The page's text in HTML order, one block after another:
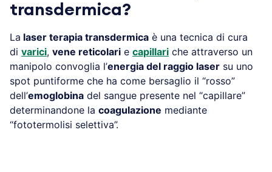
transdermica?
La laser terapia transdermica è una tecnica di cura
di varici, vene reticolari e capillari che attraverso un
manipolo convoglia l’energia del raggio laser su uno
spot puntiforme che ha come bersaglio il “rosso”
dell’emoglobina del sangue presente nel “capillare”
determinandone la coagulazione mediante
“fototermolisi selettiva”.